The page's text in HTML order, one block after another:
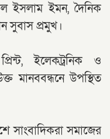
ইসলাম ইমন, দৈনিক
সুবাস প্রমুখ।
ইলেকট্রনিক ও
মানববন্ধনে উপস্থিত
সাংবাদিকরা সমাজের